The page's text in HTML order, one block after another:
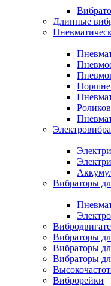
Длинные
Вибраторы
Вибраторы
Вибраторы
Вибраторы
Виброрейки